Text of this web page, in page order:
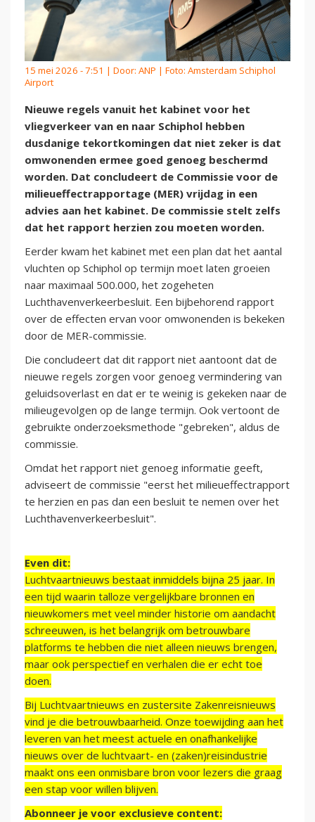
15 mei 2026 - 7:51 | Door: ANP | Foto: Amsterdam Schiphol
Airport
Nieuwe regels vanuit het kabinet voor het
vliegverkeer van en naar Schiphol hebben
dusdanige tekortkomingen dat niet zeker is dat
omwonenden ermee goed genoeg beschermd
worden. Dat concludeert de Commissie voor de
milieueffectrapportage (MER) vrijdag in een
advies aan het kabinet. De commissie stelt zelfs
dat het rapport herzien zou moeten worden.
Eerder kwam het kabinet met een plan dat het aantal
vluchten op Schiphol op termijn moet laten groeien
naar maximaal 500.000, het zogeheten
Luchthavenverkeerbesluit. Een bijbehorend rapport
over de effecten ervan voor omwonenden is bekeken
door de MER-commissie.
Die concludeert dat dit rapport niet aantoont dat de
nieuwe regels zorgen voor genoeg vermindering van
geluidsoverlast en dat er te weinig is gekeken naar de
milieugevolgen op de lange termijn. Ook vertoont de
gebruikte onderzoeksmethode "gebreken", aldus de
commissie.
Omdat het rapport niet genoeg informatie geeft,
adviseert de commissie "eerst het milieueffectrapport
te herzien en pas dan een besluit te nemen over het
Luchthavenverkeerbesluit".
Even dit:
Luchtvaartnieuws bestaat inmiddels bijna 25 jaar. In
een tijd waarin talloze vergelijkbare bronnen en
nieuwkomers met veel minder historie om aandacht
schreeuwen, is het belangrijk om betrouwbare
platforms te hebben die niet alleen nieuws brengen,
maar ook perspectief en verhalen die er echt toe
doen.
Bij Luchtvaartnieuws en zustersite Zakenreisnieuws
vind je die betrouwbaarheid. Onze toewijding aan het
leveren van het meest actuele en onafhankelijke
nieuws over de luchtvaart- en (zaken)reisindustrie
maakt ons een onmisbare bron voor lezers die graag
een stap voor willen blijven.
Abonneer je voor exclusieve content: